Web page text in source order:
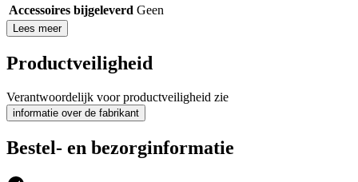
Accessoires bijgeleverd Geen
Lees meer
Productveiligheid
Verantwoordelijk voor productveiligheid zie
informatie over de fabrikant
Bestel- en bezorginformatie